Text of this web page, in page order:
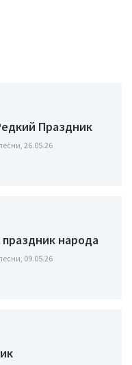
Праздник
26.05.26
народа
09.05.26